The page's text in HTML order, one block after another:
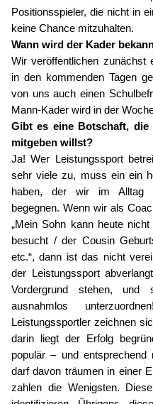
Positionsspieler, die nicht in
keine Chance mitzuhalten.
Wann wird der Kader
Wir veröffentlichen zunächst
in den kommenden Tagen
von uns auch einen
Mann-Kader wird in der
Gibt es eine Botschaft, die
mitgeben willst?
Ja! Wer Leistungssport
sehr viele zu, muss ein ein
haben, der wir im Alltag
begegnen. Wenn wir als
„Mein Sohn kann heute
besucht / der Cousin
etc.“, dann ist das nicht
der Leistungssport
Vordergrund stehen, und
ausnahmlos
Leistungssportler zeichnen
darin liegt der Erfolg
populär – und
darf davon träumen in einer
zahlen die Wenigsten.